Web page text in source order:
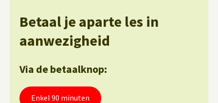
Betaal je aparte les in
aanwezigheid
Via de betaalknop:
Enkel 90 minuten